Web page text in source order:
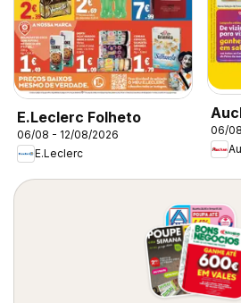
E.Leclerc Folheto
06/08 - 12/08/2026
E.Leclerc
06/